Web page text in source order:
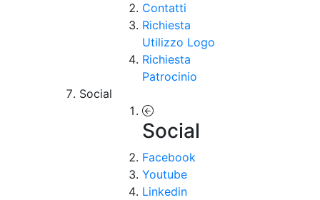
Contatti
Richiesta
Utilizzo Logo
Richiesta
Patrocinio
Social
Social
Facebook
Youtube
Linkedin